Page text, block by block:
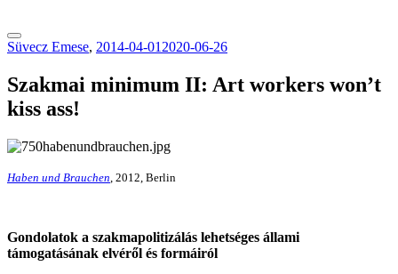
Süvecz Emese, 2014-04-01 2020-06-26
Szakmai minimum II: Art workers won’t
kiss ass!
Haben und Brauchen , 2012, Berlin
Gondolatok a szakmapolitizálás lehetséges állami
támogatásának elvéről és formáiról